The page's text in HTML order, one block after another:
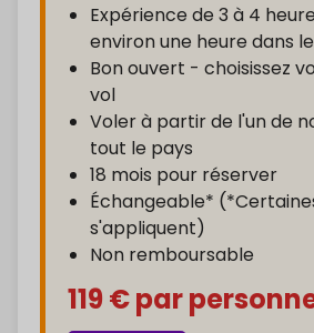
Expérience de 3 à 4
environ une heure dans
Bon ouvert - choisissez
vol
Voler à partir de l'un de
tout le pays
18 mois pour réserver
Échangeable*
s'appliquent)
Non remboursable
119 € par